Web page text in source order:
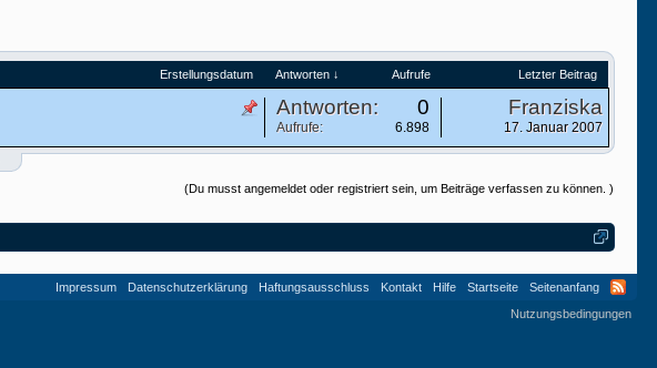
Erstellungsdatum Antworten ↓ Aufrufe Letzter Beitrag
Antworten: 0
Aufrufe: 6.898
Franziska
17. Januar 2007
(Du musst angemeldet oder registriert sein, um Beiträge verfassen zu können. )
Impressum Datenschutzerklärung Haftungsausschluss Kontakt Hilfe Startseite
Seitenanfang
Nutzungsbedingungen